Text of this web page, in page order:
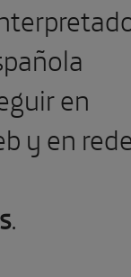
en
y en
.